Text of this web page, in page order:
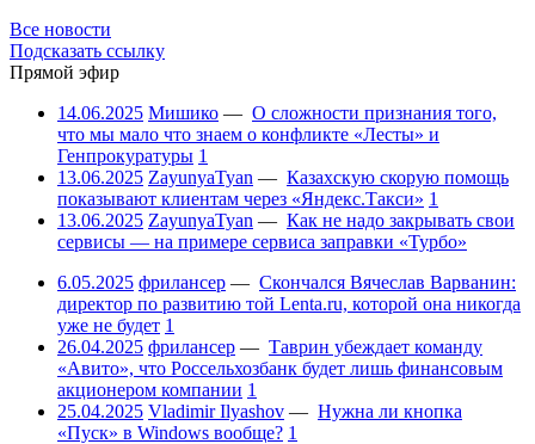
Все новости
Подсказать ссылку
Прямой эфир
14.06.2025 Мишико — О сложности признания того,
что мы мало что знаем о конфликте «Лесты» и
Генпрокуратуры 1
13.06.2025 ZayunyaTyan — Казахскую скорую помощь
показывают клиентам через «Яндекс.Такси» 1
13.06.2025 ZayunyaTyan — Как не надо закрывать свои
сервисы — на примере сервиса заправки «Турбо»
6.05.2025 фрилансер — Скончался Вячеслав Варванин:
директор по развитию той Lenta.ru, которой она никогда
уже не будет 1
26.04.2025 фрилансер — Таврин убеждает команду
«Авито», что Россельхозбанк будет лишь финансовым
акционером компании 1
25.04.2025 Vladimir Ilyashov — Нужна ли кнопка
«Пуск» в Windows вообще? 1